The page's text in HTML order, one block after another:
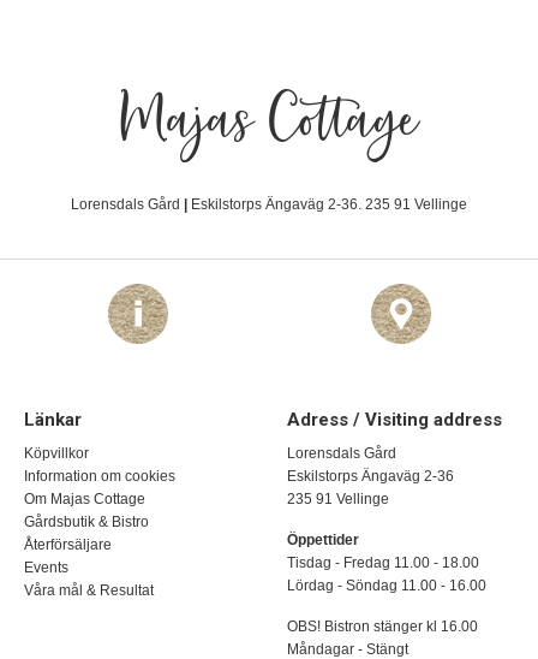
Majas Cottage
Lorensdals Gård Eskilstorps Ängaväg 2-36. 235 91 Vellinge
Länkar
Köpvillkor
Information om cookies
Om Majas Cottage
Gårdsbutik & Bistro
Återförsäljare
Events
Våra mål & Resultat
Adress / Visiting address
Lorensdals Gård
Eskilstorps Ängaväg 2-36
235 91 Vellinge
Öppettider
Tisdag - Fredag 11.00 - 18.00
Lördag - Söndag 11.00 - 16.00
OBS! Bistron stänger kl 16.00
Måndagar - Stängt